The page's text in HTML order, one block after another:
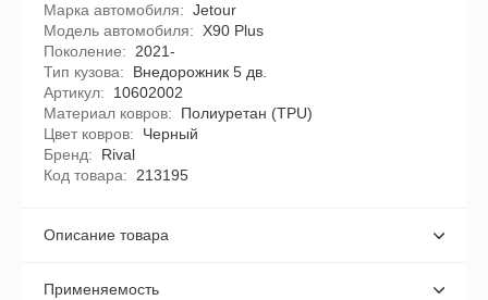
Марка автомобиля
Jetour
Модель автомобиля
X90 Plus
Поколение
2021-
Тип кузова
Внедорожник 5 дв.
Артикул
10602002
Материал ковров
Полиуретан (TPU)
Цвет ковров
Черный
Бренд
Rival
Код товара
213195
Описание товара
Применяемость